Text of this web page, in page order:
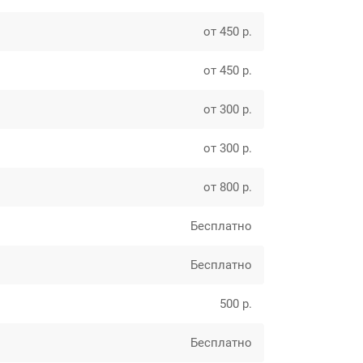
от 450 р.
от 450 р.
от 300 р.
от 300 р.
от 800 р.
Бесплатно
Бесплатно
500 р.
Бесплатно